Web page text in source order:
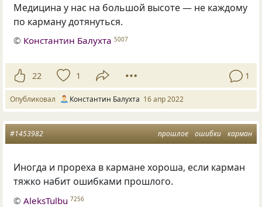
Медицина у нас на большой высоте — не каждому
по карману дотянуться.
© Константин Балухта 5007
22 1 1
Опубликовал Константин Балухта 16 апр 2022
прошлое ошибки карман
#1453982
Иногда и прореха в кармане хороша, если карман
тяжко набит ошибками прошлого.
©AleksTulbu 7256